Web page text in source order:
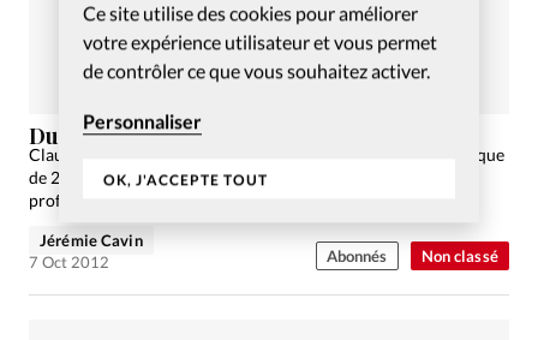
Ce site utilise des cookies pour améliorer
votre expérience utilisateur et vous permet
de contrôler ce que vous souhaitez activer.
Personnaliser
OK, J'ACCEPTE TOUT
Non classé
Du pastorat à la direction d’entreprise
Claude Bez est entré dans le management d’un groupe logistique
de 21 000 collaborateurs. Récit d’une réorientation
professionnelle
Jérémie Cavin
7 Oct 2012
Abonnés